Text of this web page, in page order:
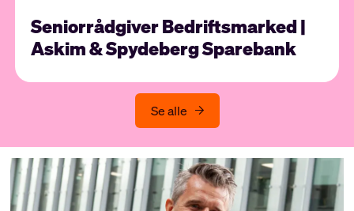
Seniorrådgiver Bedriftsmarked |
Askim & Spydeberg Sparebank
Se alle